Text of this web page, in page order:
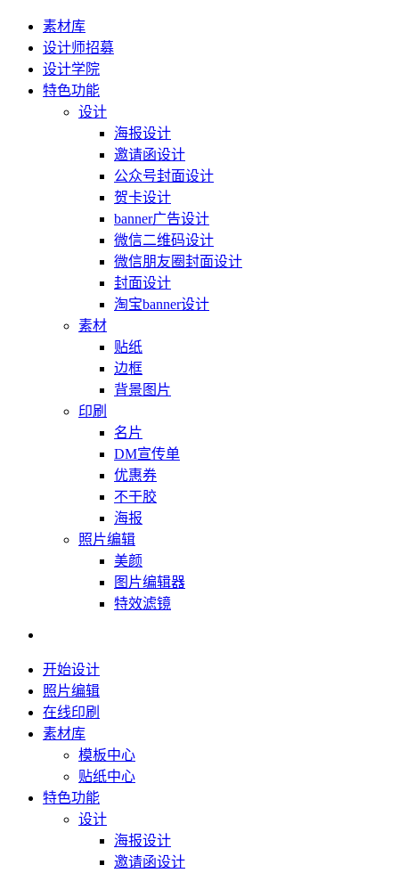
素材库
设计师招募
设计学院
特色功能
设计
海报设计
邀请函设计
公众号封面设计
贺卡设计
banner广告设计
微信二维码设计
微信朋友圈封面设计
封面设计
淘宝banner设计
素材
贴纸
边框
背景图片
印刷
名片
DM宣传单
优惠券
不干胶
海报
照片编辑
美颜
图片编辑器
特效滤镜
开始设计
照片编辑
在线印刷
素材库
模板中心
贴纸中心
特色功能
设计
海报设计
邀请函设计